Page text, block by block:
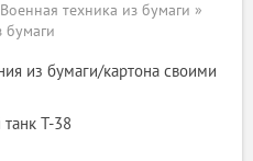
Военная техника из бумаги »
из бумаги/картона своими
Т-38